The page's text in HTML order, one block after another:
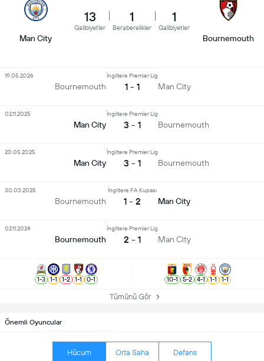
Önemli Oyuncular
Hücum Orta Saha Defans
Man City
13
Galibiyetler
1
Beraberelikler
1
Galibiyetler
Bournemouth
Bournemouth
İngiltere Premier Lig
1 - 1 Man City
19.05.2026
Man City
İngiltere Premier Lig
3 - 1 Bournemouth
02.11.2025
Man City
İngiltere Premier Lig
3 - 1 Bournemouth
20.05.2025
Bournemouth
İngiltere FA Kupası
1 - 2 Man City
30.03.2025
Bournemouth
İngiltere Premier Lig
2 - 1 Man City
02.11.2024
1-3 1-1 1-2 1-1 0-1 10-1 5-2 4-1 1-1 1-1
Tümünü Gör